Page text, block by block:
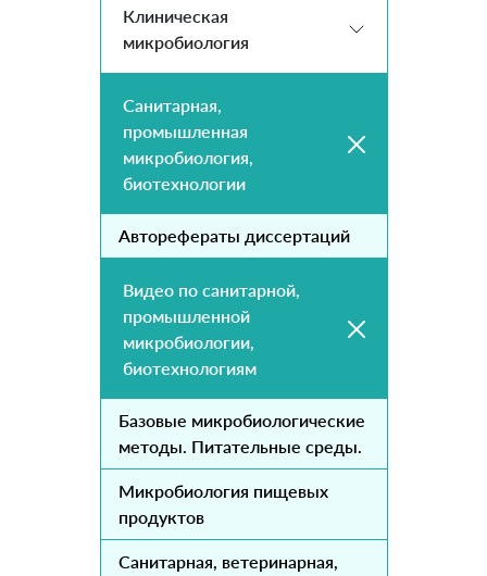
Клиническая
микробиология
Санитарная,
промышленная
микробиология,
биотехнологии
Авторефераты диссертаций
Видео по санитарной,
промышленной
микробиологии,
биотехнологиям
Базовые микробиологические
методы. Питательные среды.
Микробиология пищевых
продуктов
Санитарная, ветеринарная,